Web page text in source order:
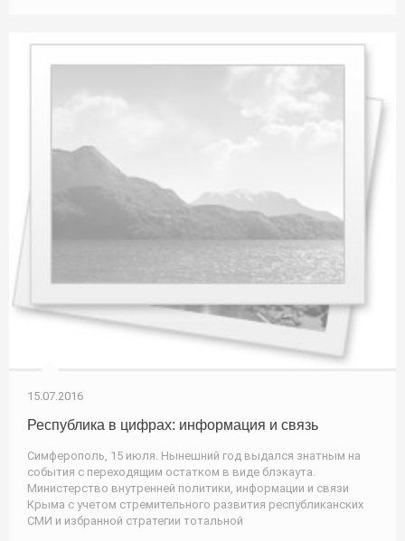
15.07.2016
Республика в цифрах: информация и связь
Симферополь, 15 июля. Нынешний год выдался знатным на
события с переходящим остатком в виде блэкаута.
Министерство внутренней политики, информации и связи
Крыма с учетом стремительного развития республиканских
СМИ и избранной стратегии тотальной